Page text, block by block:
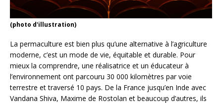
(photo d'illustration)
La permaculture est bien plus qu’une alternative à l’agriculture
moderne, c’est un mode de vie, équitable et durable. Pour
mieux la comprendre, une réalisatrice et un éducateur à
l’environnement ont parcouru 30 000 kilomètres par voie
terrestre et traversé 10 pays. De la France jusqu’en Inde avec
Vandana Shiva, Maxime de Rostolan et beaucoup d’autres, ils